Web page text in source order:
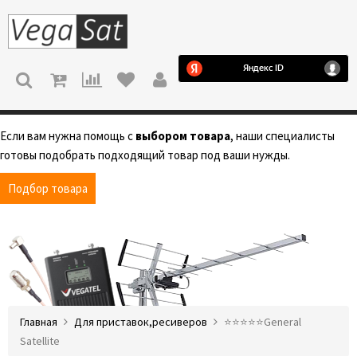
МЕНЮ
Если вам нужна помощь с выбором товара, наши специалисты
готовы подобрать подходящий товар под ваши нужды.
Подбор товара
Главная Для приставок,ресиверов
⭐️⭐️⭐️⭐️⭐️General
Satellite